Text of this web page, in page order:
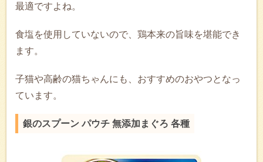
最適ですよね。
食塩を使用していないので、鶏本来の旨味を堪能でき
ます。
子猫や高齢の猫ちゃんにも、おすすめのおやつとなっ
ています。
銀のスプーン パウチ 無添加まぐろ 各種